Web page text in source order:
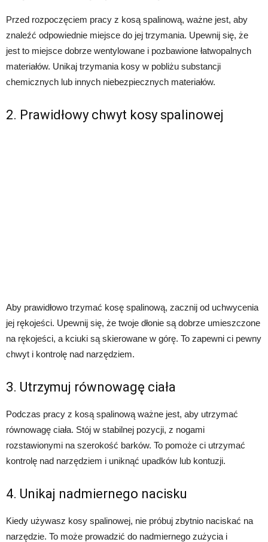
Przed rozpoczęciem pracy z kosą spalinową, ważne jest, aby
znaleźć odpowiednie miejsce do jej trzymania. Upewnij się, że
jest to miejsce dobrze wentylowane i pozbawione łatwopalnych
materiałów. Unikaj trzymania kosy w pobliżu substancji
chemicznych lub innych niebezpiecznych materiałów.
2. Prawidłowy chwyt kosy spalinowej
Aby prawidłowo trzymać kosę spalinową, zacznij od uchwycenia
jej rękojeści. Upewnij się, że twoje dłonie są dobrze umieszczone
na rękojeści, a kciuki są skierowane w górę. To zapewni ci pewny
chwyt i kontrolę nad narzędziem.
3. Utrzymuj równowagę ciała
Podczas pracy z kosą spalinową ważne jest, aby utrzymać
równowagę ciała. Stój w stabilnej pozycji, z nogami
rozstawionymi na szerokość barków. To pomoże ci utrzymać
kontrolę nad narzędziem i uniknąć upadków lub kontuzji.
4. Unikaj nadmiernego nacisku
Kiedy używasz kosy spalinowej, nie próbuj zbytnio naciskać na
narzędzie. To może prowadzić do nadmiernego zużycia i